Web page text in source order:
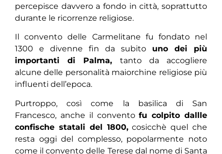
percepisce davvero a fondo in città, soprattutto
durante le ricorrenze religiose.
Il convento delle Carmelitane fu fondato nel
1300 e divenne fin da subito uno dei più
importanti di Palma, tanto da accogliere
alcune delle personalità maiorchine religiose più
influenti dell’epoca.
Purtroppo, così come la basilica di San
Francesco, anche il conventofu colpito dallle
confische statali del 1800,cosicchè quel che
resta oggi del complesso, popolarmente noto
come il convento delle Terese dal nome di Santa